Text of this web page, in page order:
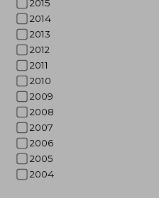
2015
2014
2013
2012
2011
2010
2009
2008
2007
2006
2005
2004